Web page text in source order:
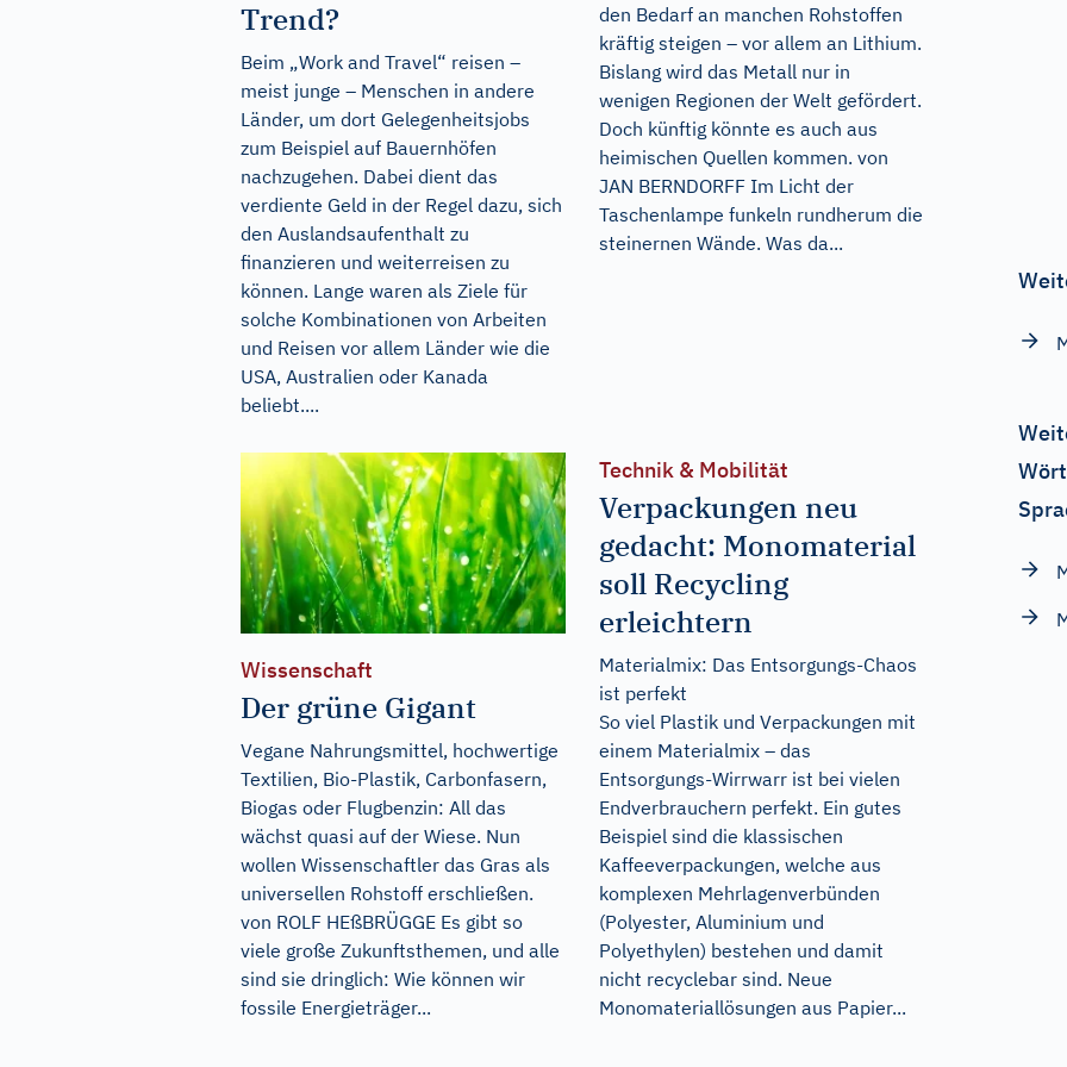
Trend?
Beim „Work and Travel“ reisen –
meist junge – Menschen in andere
Länder, um dort Gelegenheitsjobs
zum Beispiel auf Bauernhöfen
nachzugehen. Dabei dient das
verdiente Geld in der Regel dazu, sich
den Auslandsaufenthalt zu
finanzieren und weiterreisen zu
können. Lange waren als Ziele für
solche Kombinationen von Arbeiten
und Reisen vor allem Länder wie die
USA, Australien oder Kanada
beliebt....
den Bedarf an manchen Rohstoffen
kräftig steigen – vor allem an Lithium.
Bislang wird das Metall nur in
wenigen Regionen der Welt gefördert.
Doch künftig könnte es auch aus
heimischen Quellen kommen. von
JAN BERNDORFF Im Licht der
Taschenlampe funkeln rundherum die
steinernen Wände. Was da...
Wissenschaft
Der grüne Gigant
Vegane Nahrungsmittel, hochwertige
Textilien, Bio-Plastik, Carbonfasern,
Biogas oder Flugbenzin: All das
wächst quasi auf der Wiese. Nun
wollen Wissenschaftler das Gras als
universellen Rohstoff erschließen.
von ROLF HEßBRÜGGE Es gibt so
viele große Zukunftsthemen, und alle
sind sie dringlich: Wie können wir
fossile Energieträger...
Technik & Mobilität
Verpackungen neu
gedacht: Monomaterial
soll Recycling
erleichtern
Materialmix: Das Entsorgungs-Chaos
ist perfekt
So viel Plastik und Verpackungen mit
einem Materialmix – das
Entsorgungs-Wirrwarr ist bei vielen
Endverbrauchern perfekt. Ein gutes
Beispiel sind die klassischen
Kaffeeverpackungen, welche aus
komplexen Mehrlagenverbünden
(Polyester, Aluminium und
Polyethylen) bestehen und damit
nicht recyclebar sind. Neue
Monomateriallösungen aus Papier...